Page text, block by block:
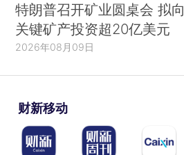
特朗普召开矿业圆桌会 拟向
关键矿产投资超20亿美元
2026年08月09日
财新移动